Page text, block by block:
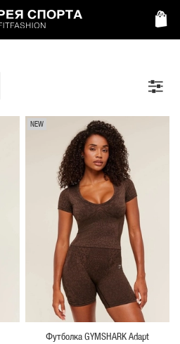
NEW
Футболка GYMSHARK Adapt